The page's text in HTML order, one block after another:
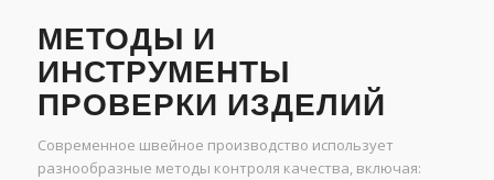
МЕТОДЫ И
ИНСТРУМЕНТЫ
ПРОВЕРКИ ИЗДЕЛИЙ
Современное швейное производство использует
разнообразные методы контроля качества, включая: